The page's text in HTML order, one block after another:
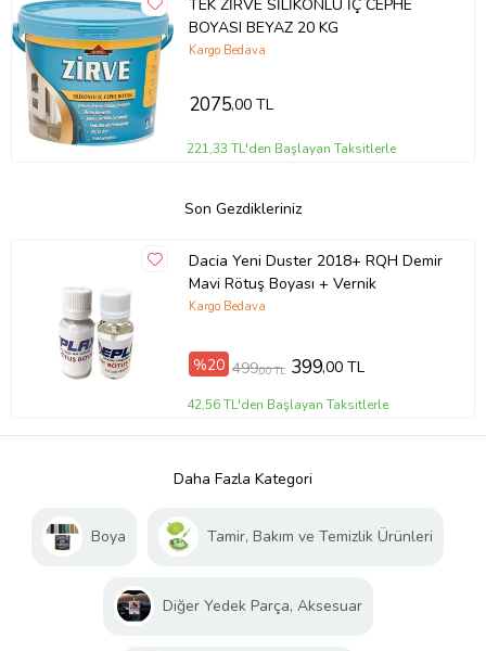
TEK ZİRVE SİLİKONLU İÇ CEPHE
BOYASI BEYAZ 20 KG
Kargo Bedava
2075,00 TL
221,33 TL'den Başlayan Taksitlerle
Son Gezdikleriniz
Dacia Yeni Duster 2018+ RQH Demir
Mavi Rötuş Boyası + Vernik
Kargo Bedava
%20 499,00 TL 399,00 TL
42,56 TL'den Başlayan Taksitlerle
Daha Fazla Kategori
Boya Tamir, Bakım ve Temizlik Ürünleri
Diğer Yedek Parça, Aksesuar